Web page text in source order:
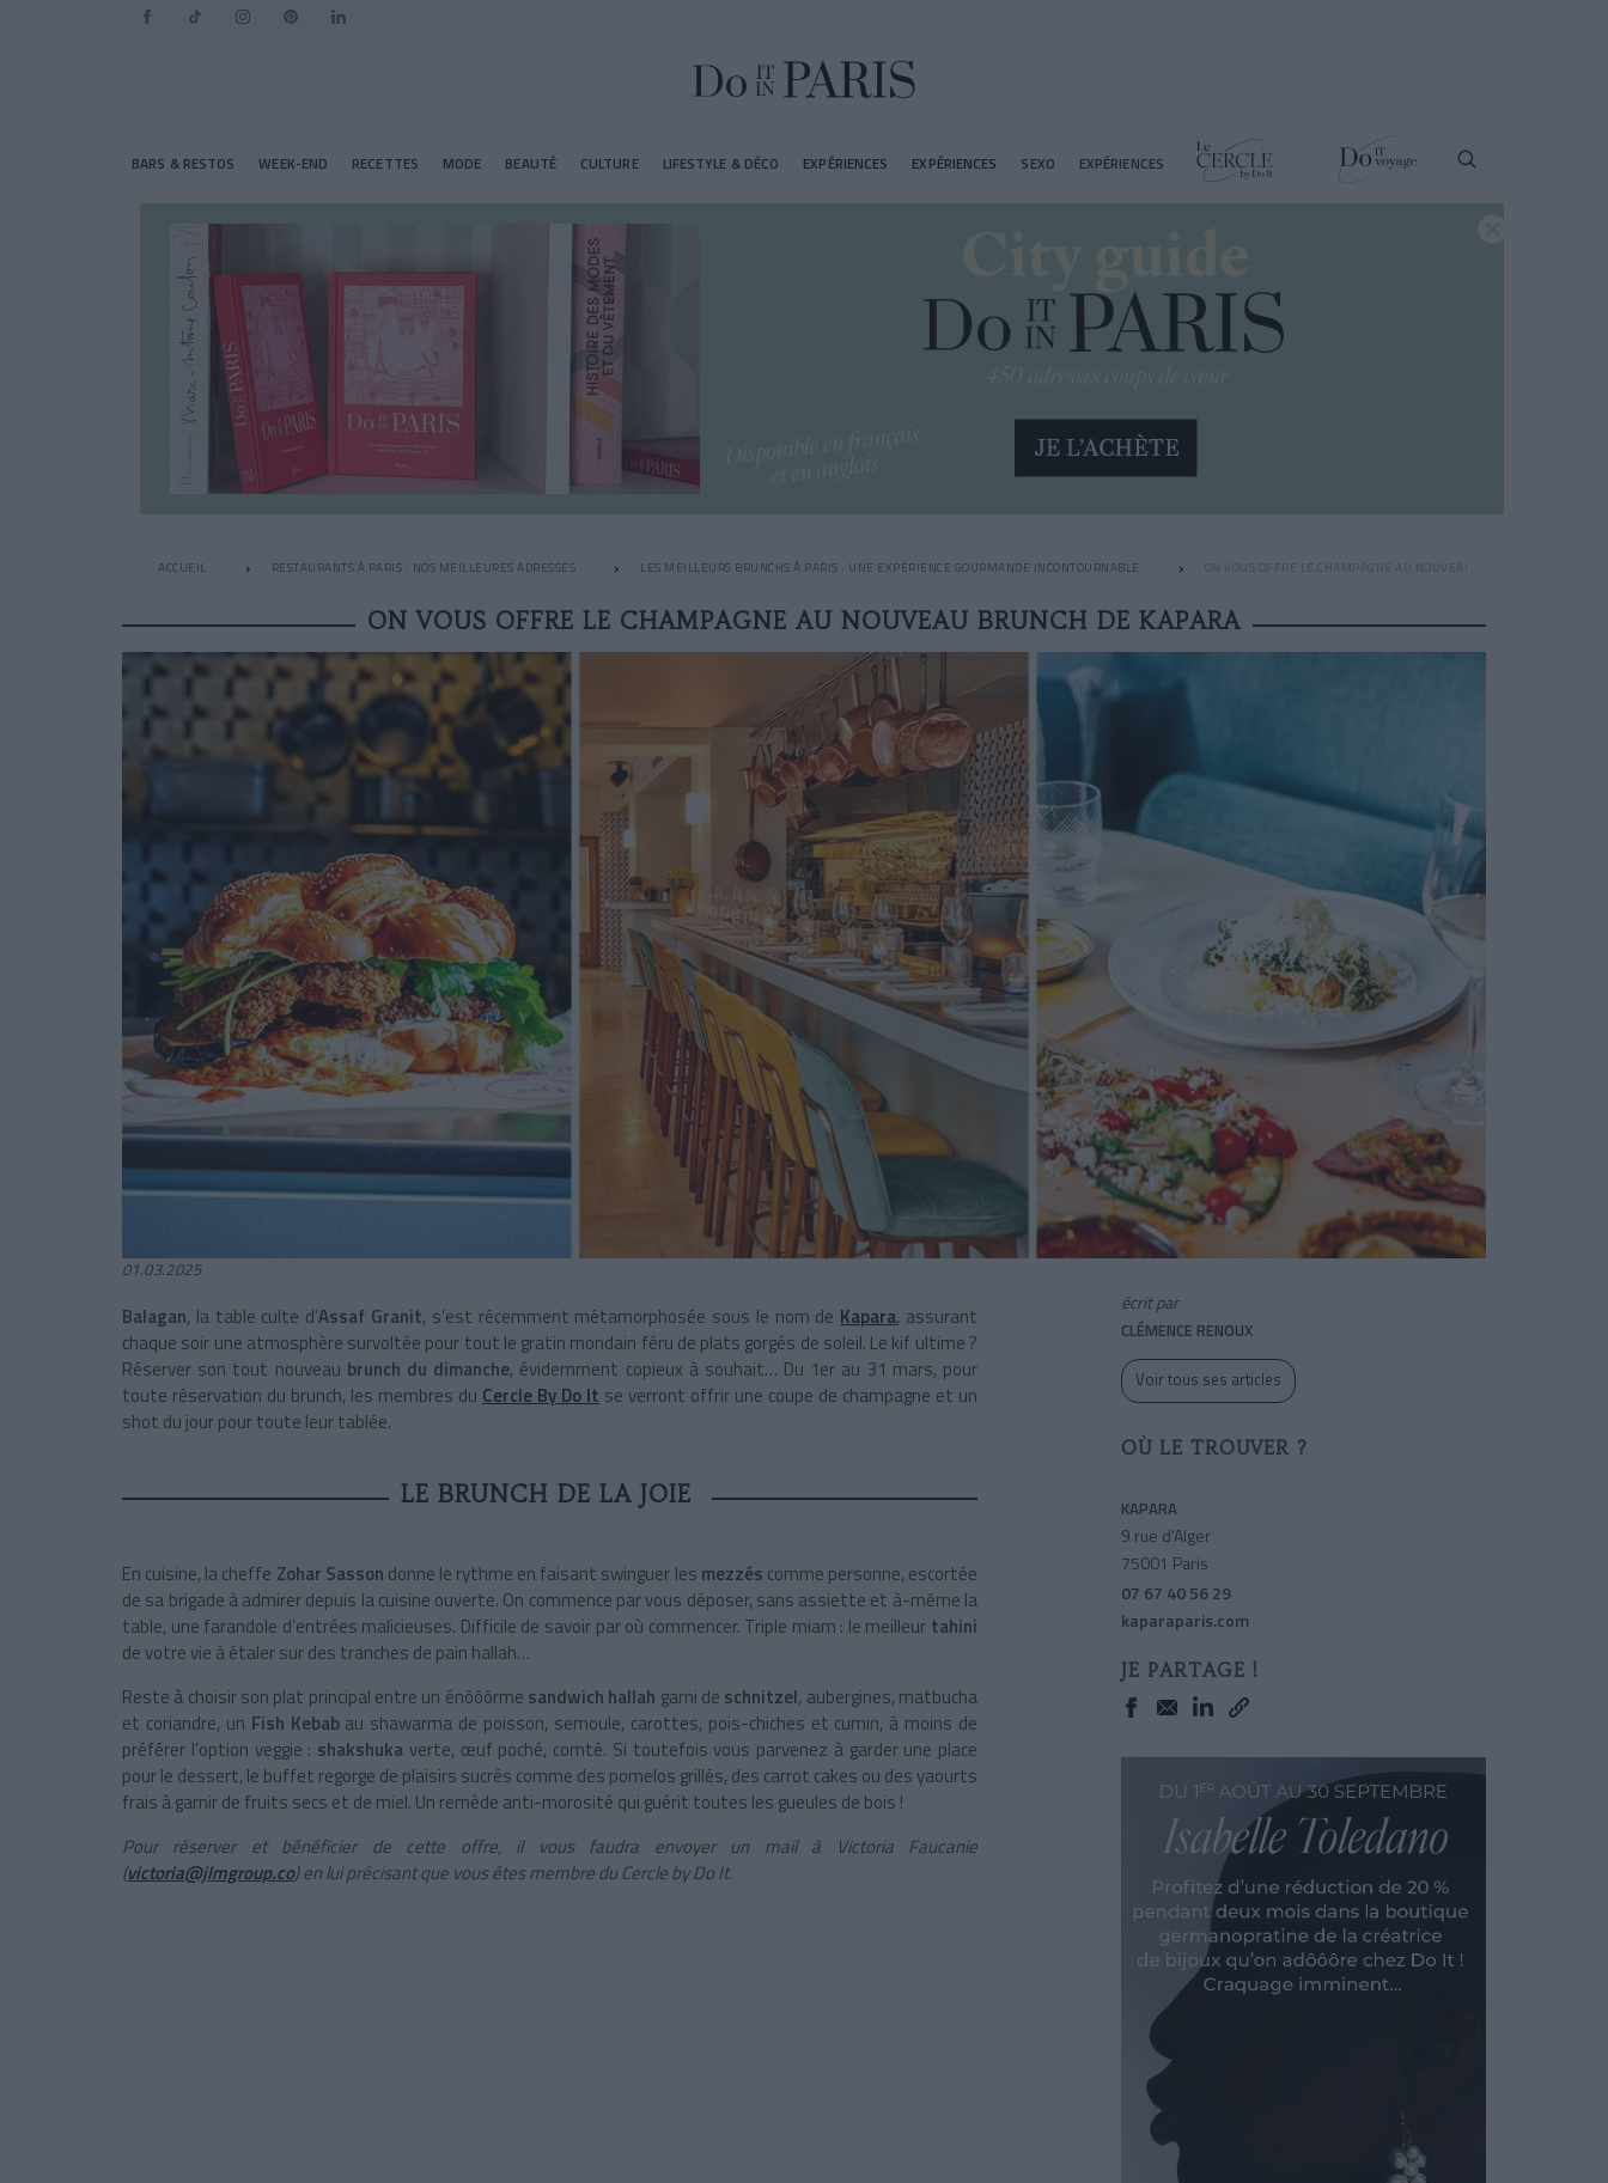
BARS & RESTOS WEEK-END RECETTES MODE BEAUTÉ CULTURE LIFESTYLE & DÉCO EXPÉRIENCES EXPÉRIENCES SEXO EXPÉRIENCES
ACCUEIL RESTAURANTS À PARIS : NOS MEILLEURES ADRESSES LES MEILLEURS BRUNCHS À PARIS : UNE EXPÉRIENCE GOURMANDE INCONTOURNABLE
ON VOUS OFFRE LE CHAMPAGNE AU NOUVEAU BRUNCH DE KAPARA
01.03.2025
Balagan, la table culte d’Assaf Granit, s’est récemment métamorphosée sous le nom de Kapara, assurant
chaque soir une atmosphère survoltée pour tout le gratin mondain féru de plats gorgés de soleil. Le kif ultime ?
Réserver son tout nouveau brunch du dimanche, évidemment copieux à souhait… Du 1er au 31 mars, pour
toute réservation du brunch, les membres du Cercle By Do It se verront offrir une coupe de champagne et un
shot du jour pour toute leur tablée.
LE BRUNCH DE LA JOIE
En cuisine, la cheffe Zohar Sasson donne le rythme en faisant swinguer les mezzés comme personne, escortée
de sa brigade à admirer depuis la cuisine ouverte. On commence par vous déposer, sans assiette et à-même la
table, une farandole d’entrées malicieuses. Difficile de savoir par où commencer. Triple miam : le meilleur tahini
de votre vie à étaler sur des tranches de pain hallah…
Reste à choisir son plat principal entre un énôôôrme sandwich hallah garni de schnitzel, aubergines, matbucha
et coriandre, un Fish Kebabau shawarma de poisson, semoule, carottes, pois-chiches et cumin, à moins de
préférer l’option veggie : shakshuka verte, œuf poché, comté. Si toutefois vous parvenez à garder une place
pour le dessert, le buffet regorge de plaisirs sucrés comme des pomelos grillés, des carrot cakes ou des yaourts
frais à garnir de fruits secs et de miel. Un remède anti-morosité qui guérit toutes les gueules de bois !
Pour réserver et bénéficier de cette offre, il vous faudra envoyer un mail à Victoria Faucanie
(victoria@jlmgroup.co) en lui précisant que vous êtes membre du Cercle by Do It.
écrit par
CLÉMENCE RENOUX
Voir tous ses articles
OÙ LE TROUVER ?
KAPARA
9 rue d'Alger
75001 Paris
07 67 40 56 29
kaparaparis.com
JE PARTAGE !